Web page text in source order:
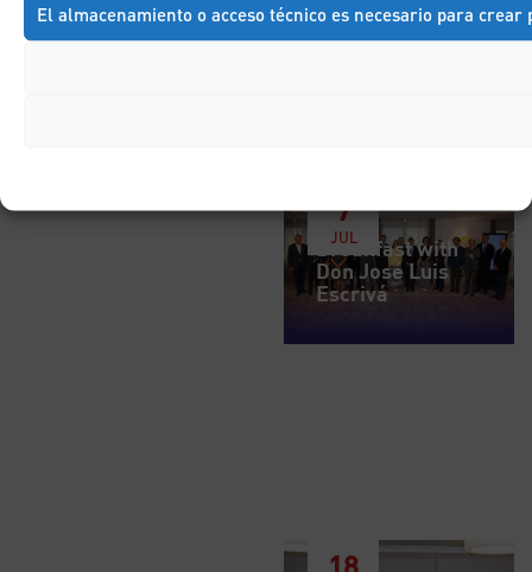
El almacenamiento o acceso técnico es necesario para
7
JUL
Breakfast with
Don José Luis
Escrivá